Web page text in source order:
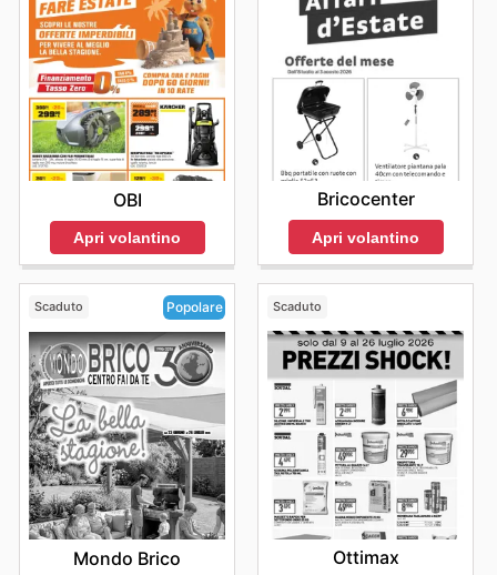
Bricoware adoffrono opportunità uniche per
risparmiare. Queste promozioni non sono solo un
incentivo all'acquisto, ma rappresentano un vero e
proprio invito a esplorare la vastità dell'offerta
Bricoware, scoprendo prodotti innovativi e soluzioni
intelligenti a prezzi accessibili. Restare aggiornati sulle
ultimeBricoware dealssignifica assicurarsi di non
perdere le occasioni più vantaggiose e di poter
realizzare i propri progetti con una spesa ottimale.
Stay up to date with Bricoware's weekly ads and enjoy
exclusive savings every day.
OBI
Apri volantino
Bricocenter
Apri volantino
Scaduto Popolare
Mondo Brico
Scaduto
Ottimax